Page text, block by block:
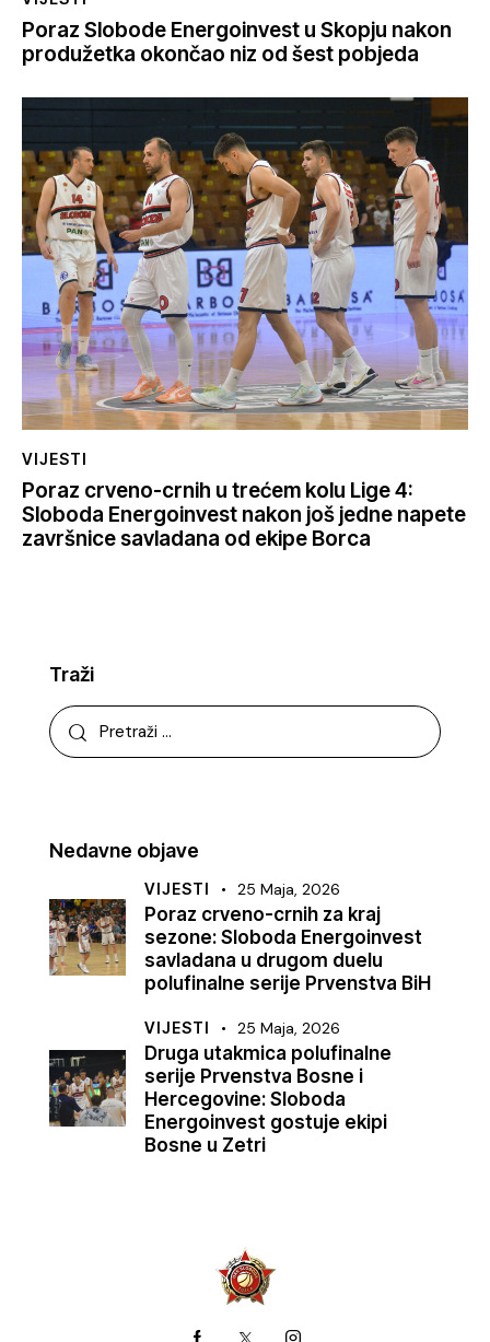
Poraz Slobode Energoinvest u Skopju nakon
produžetka okončao niz od šest pobjeda
VIJESTI
Poraz crveno-crnih u trećem kolu Lige 4:
Sloboda Energoinvest nakon još jedne napete
završnice savladana od ekipe Borca
Traži
Nedavne objave
VIJESTI 25 Maja, 2026
Poraz crveno-crnih za kraj
sezone: Sloboda Energoinvest
savladana u drugom duelu
polufinalne serije Prvenstva BiH
VIJESTI 25 Maja, 2026
Druga utakmica polufinalne
serije Prvenstva Bosne i
Hercegovine: Sloboda
Energoinvest gostuje ekipi
Bosne u Zetri